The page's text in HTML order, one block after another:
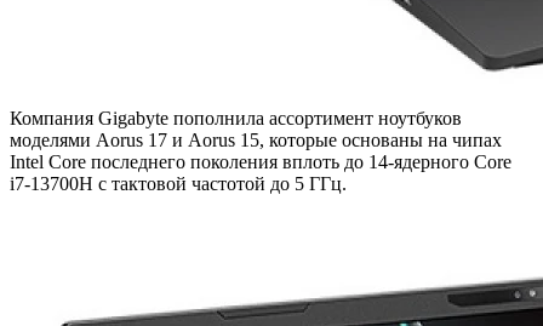
Компания Gigabyte пополнила ассортимент ноутбуков
моделями Aorus 17 и Aorus 15, которые основаны на чипах
Intel Core последнего поколения вплоть до 14-ядерного Core
i7-13700H с тактовой частотой до 5 ГГц.